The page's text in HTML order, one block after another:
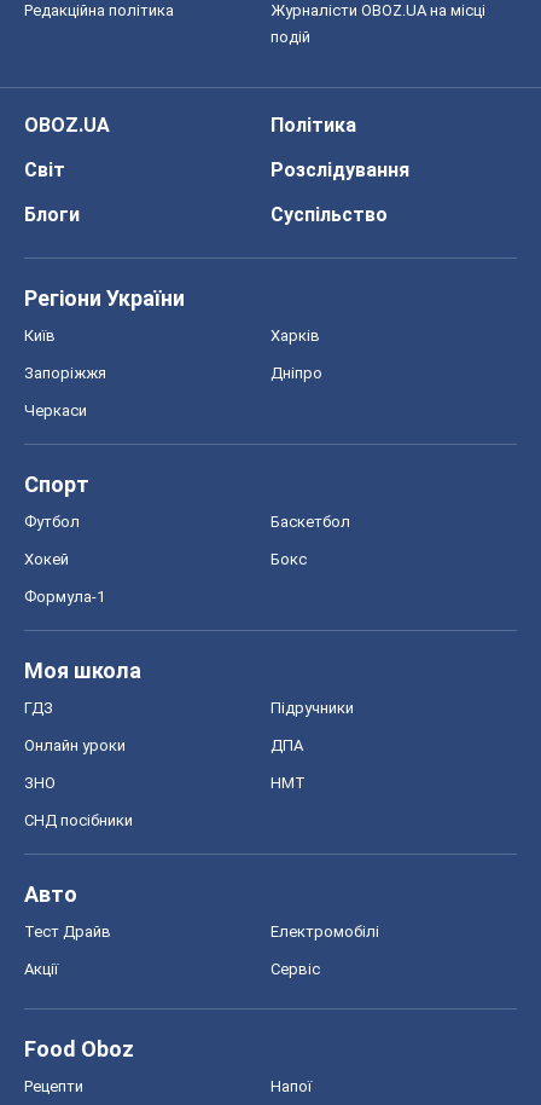
Редакційна політика
Журналісти OBOZ.UA на місці
подій
OBOZ.UA
Політика
Світ
Розслідування
Блоги
Суспільство
Регіони України
Київ Харків
Запоріжжя Дніпро
Черкаси
Спорт
Футбол Баскетбол
Хокей Бокс
Формула-1
Моя школа
ГДЗ Підручники
Онлайн уроки ДПА
ЗНО НМТ
СНД посібники
Авто
Тест Драйв Електромобілі
Акції Сервіс
Food Oboz
Рецепти Напої